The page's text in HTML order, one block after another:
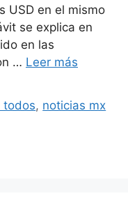
USD en el mismo
se explica en
en las
… Leer más
todos, noticias mx